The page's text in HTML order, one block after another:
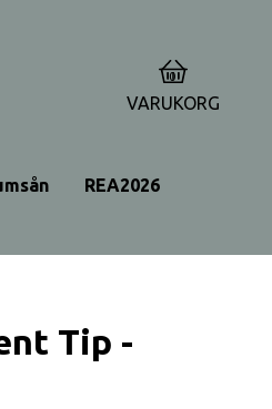
0
VARUKORG
REA2026
Tip -